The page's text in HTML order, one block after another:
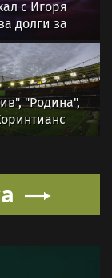
начало
с Игоря